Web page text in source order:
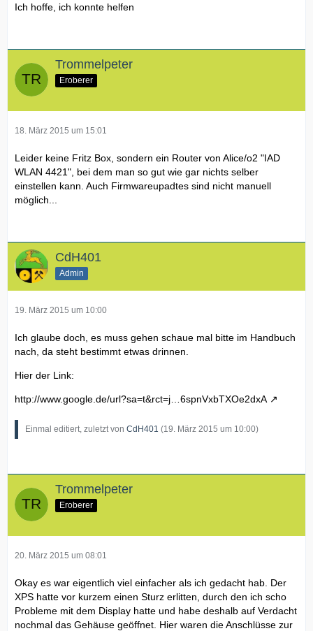
Ich hoffe, ich konnte helfen
Trommelpeter
Eroberer
18. März 2015 um 15:01
Leider keine Fritz Box, sondern ein Router von Alice/o2 "IAD
WLAN 4421", bei dem man so gut wie gar nichts selber
einstellen kann. Auch Firmwareupadtes sind nicht manuell
möglich...
CdH401
Admin
19. März 2015 um 10:00
Ich glaube doch, es muss gehen schaue mal bitte im Handbuch
nach, da steht bestimmt etwas drinnen.
Hier der Link:
http://www.google.de/url?sa=t&rct=j…6spnVxbTXOe2dxA
Einmal editiert, zuletzt von CdH401 (19. März 2015 um 10:00)
Trommelpeter
Eroberer
20. März 2015 um 08:01
Okay es war eigentlich viel einfacher als ich gedacht hab. Der
XPS hatte vor kurzem einen Sturz erlitten, durch den ich scho
Probleme mit dem Display hatte und habe deshalb auf Verdacht
nochmal das Gehäuse geöffnet. Hier waren die Anschlüsse zur